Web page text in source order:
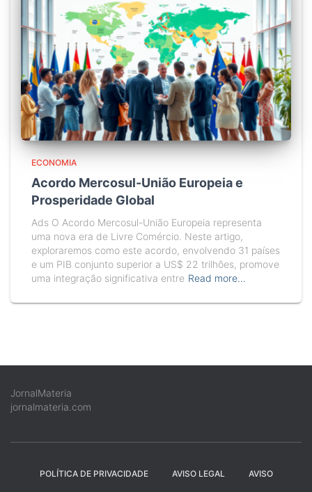
ECONOMIA
Acordo Mercosul-União Europeia e
Prosperidade Global
Ads O Acordo Mercosul-União Europeia representa
uma nova era de Livre Comércio. Neste artigo,
exploraremos como este acordo, envolvendo 31 países
e um PIB conjunto superior a US$ 22 trilhões, promove
uma integração significativa entre Read more…
JornalMateria
jornalmateria.com
POLÍTICA DE PRIVACIDADE AVISO LEGAL AVISO